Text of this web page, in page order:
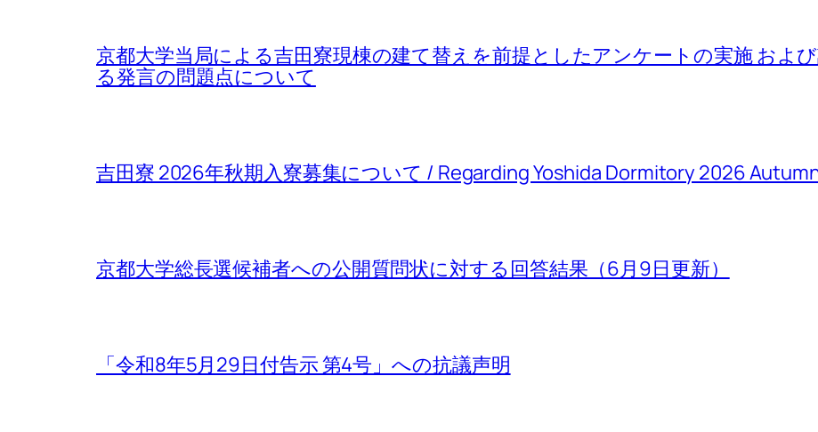
京都大学当局による吉田寮現棟の建て替えを前提としたアンケートの実施 およ
る発言の問題点について
吉田寮 2026年秋期入寮募集について / Regarding Yoshida Dormitory 2026
京都大学総長選候補者への公開質問状に対する回答結果（6月9日更新）
「令和8年5月29日付告示 第4号」への抗議声明